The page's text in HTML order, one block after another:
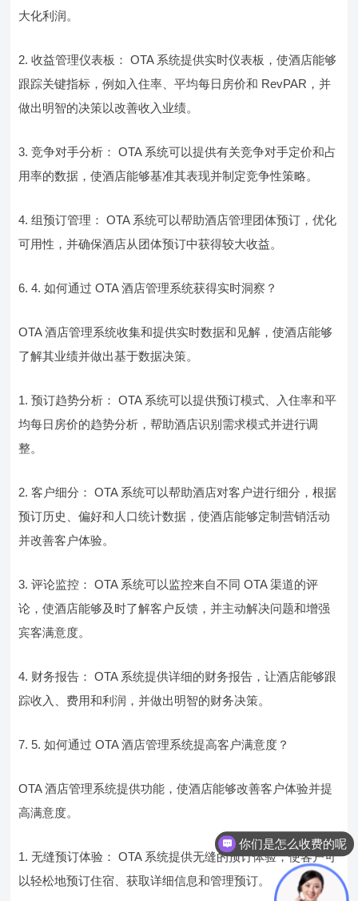
大化利润。
2. 收益管理仪表板： OTA 系统提供实时仪表板，使酒店能够
跟踪关键指标，例如入住率、平均每日房价和 RevPAR，并
做出明智的决策以改善收入业绩。
3. 竞争对手分析： OTA 系统可以提供有关竞争对手定价和占
用率的数据，使酒店能够基准其表现并制定竞争性策略。
4. 组预订管理： OTA 系统可以帮助酒店管理团体预订，优化
可用性，并确保酒店从团体预订中获得较大收益。
6. 4. 如何通过 OTA 酒店管理系统获得实时洞察？
OTA 酒店管理系统收集和提供实时数据和见解，使酒店能够
了解其业绩并做出基于数据决策。
1. 预订趋势分析： OTA 系统可以提供预订模式、入住率和平
均每日房价的趋势分析，帮助酒店识别需求模式并进行调
整。
2. 客户细分： OTA 系统可以帮助酒店对客户进行细分，根据
预订历史、偏好和人口统计数据，使酒店能够定制营销活动
并改善客户体验。
3. 评论监控： OTA 系统可以监控来自不同 OTA 渠道的评
论，使酒店能够及时了解客户反馈，并主动解决问题和增强
宾客满意度。
4. 财务报告： OTA 系统提供详细的财务报告，让酒店能够跟
踪收入、费用和利润，并做出明智的财务决策。
7. 5. 如何通过 OTA 酒店管理系统提高客户满意度？
OTA 酒店管理系统提供功能，使酒店能够改善客户体验并提
高满意度。
1. 无缝预订体验： OTA 系统提供无缝的预订体验，使客户可
以轻松地预订住宿、获取详细信息和管理预订。
你们是怎么收费的呢